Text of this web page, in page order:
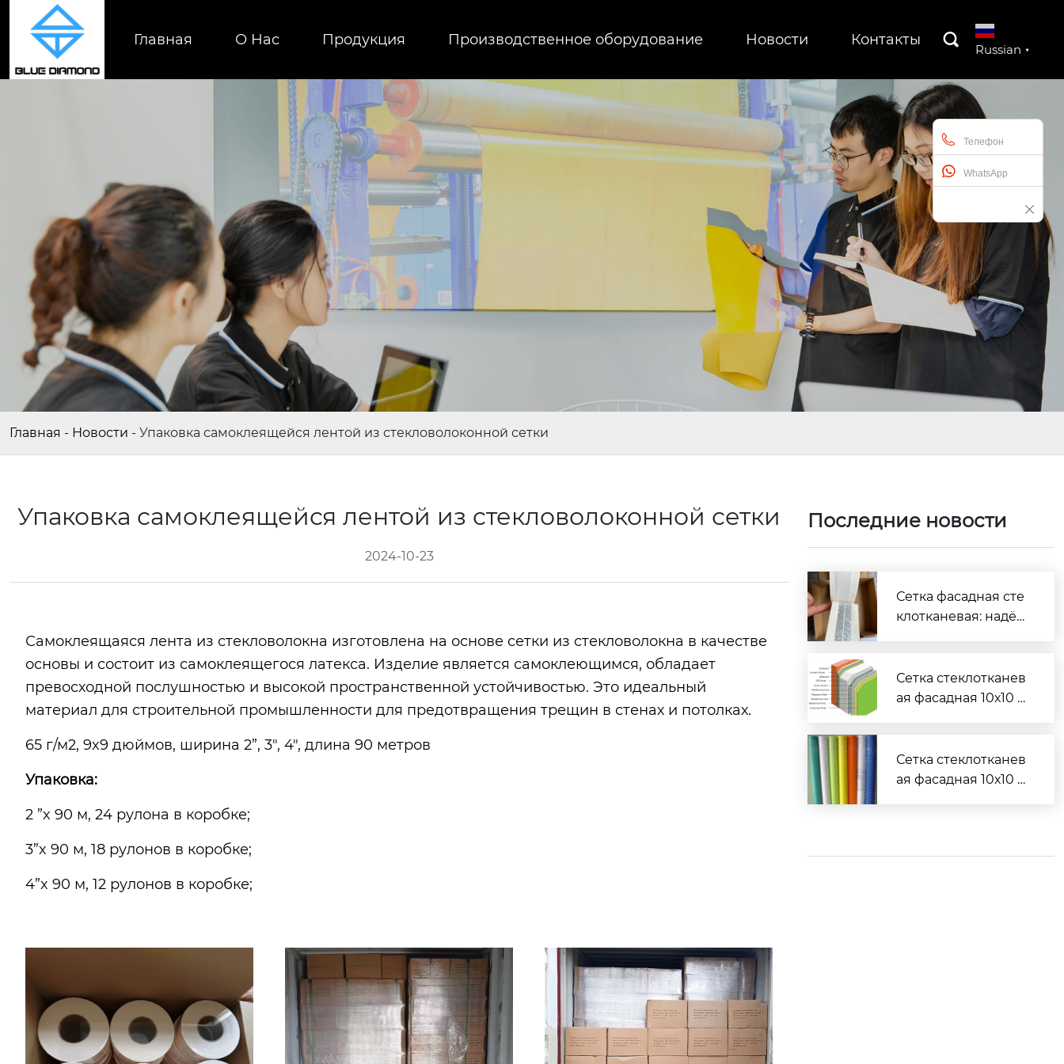
Главная О Нас Продукция Производственное оборудование Новости Контакты 
Russian ▼
Телефон
WhatsApp
Главная - Новости - Упаковка самоклеящейся лентой из стекловолоконной сетки
Упаковка самоклеящейся лентой из стекловолоконной сетки
2024-10-23
Самоклеящаяся лента из стекловолокна изготовлена на основе сетки из стекловолокна в качестве
основы и состоит из самоклеящегося латекса. Изделие является самоклеющимся, обладает
превосходной послушностью и высокой пространственной устойчивостью. Это идеальный
материал для строительной промышленности для предотвращения трещин в стенах и потолках.
65 г/м2, 9x9 дюймов, ширина 2”, 3", 4", длина 90 метров
Упаковка:
2 ”x 90 м, 24 рулона в коробке;
3”x 90 м, 18 рулонов в коробке;
4”x 90 м, 12 рулонов в коробке;
Последние новости
Сетка фасадная сте
клотканевая: надёж
Сетка стеклотканев
ая фасадная 10х10 м
Сетка стеклотканев
ая фасадная 10х10 м